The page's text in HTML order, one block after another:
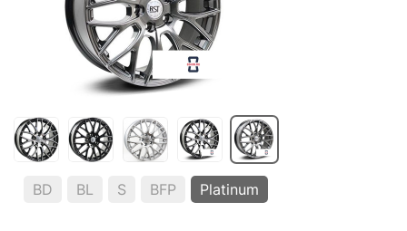
BD BL S BFP Platinum